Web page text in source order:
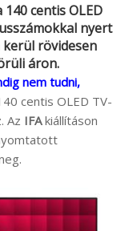
centis OLED
nyert
kerül rövidesen
áron.
nem tudni,
centis OLED TV-
Az IFAkiállításon